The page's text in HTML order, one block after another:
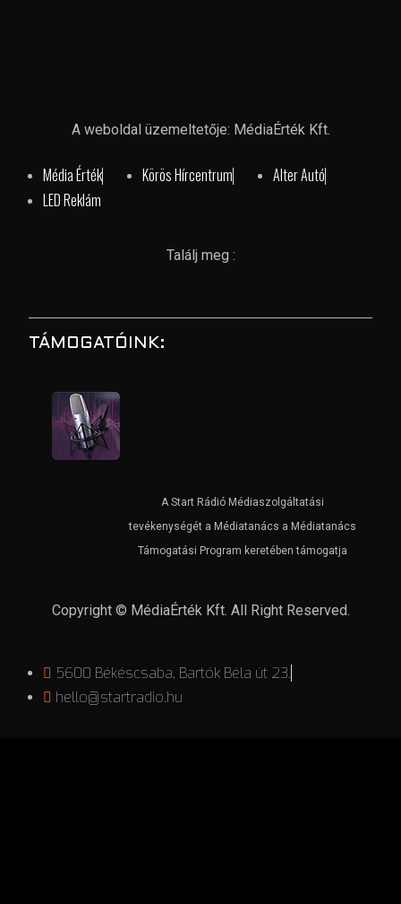
A weboldal üzemeltetője: MédiaÉrték Kft.
Média Érték Körös Hírcentrum
Alter Autó
LED Reklám
Találj meg :
TÁMOGATÓINK:
A Start Rádió Médiaszolgáltatási
tevékenységét a Médiatanács a Médiatanács
Támogatási Program keretében támogatja
Copyright © MédiaÉrték Kft. All Right Reserved.
5600 Békéscsaba, Bartók Béla út 23.
hello@startradio.hu